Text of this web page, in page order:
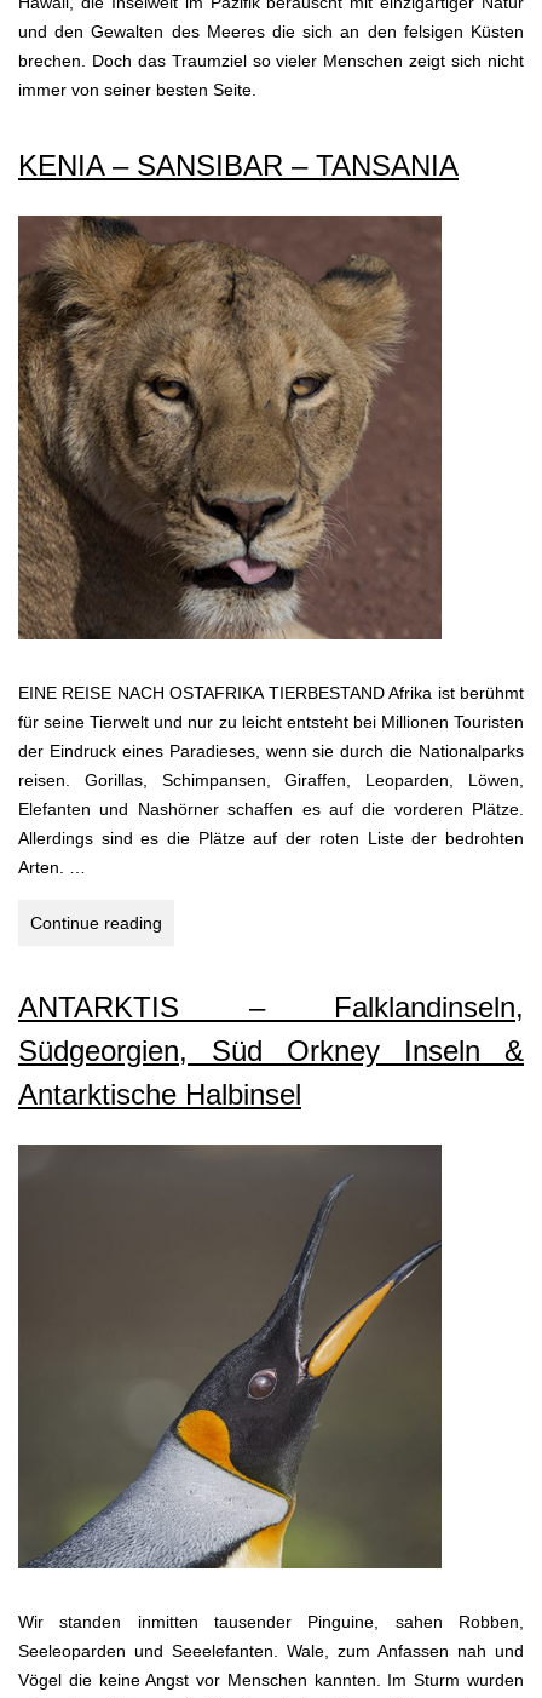
und den Gewalten des Meeres die sich an den felsigen Küsten
brechen. Doch das Traumziel so vieler Menschen zeigt sich nicht
immer von seiner besten Seite.
KENIA – SANSIBAR – TANSANIA
EINE REISE NACH OSTAFRIKA TIERBESTAND Afrika ist berühmt
für seine Tierwelt und nur zu leicht entsteht bei Millionen Touristen
der Eindruck eines Paradieses, wenn sie durch die Nationalparks
reisen. Gorillas, Schimpansen, Giraffen, Leoparden, Löwen,
Elefanten und Nashörner schaffen es auf die vorderen Plätze.
Allerdings sind es die Plätze auf der roten Liste der bedrohten
Arten. …
Continue reading
–
TANSANIA
ANTARKTIS – Falklandinseln,
Südgeorgien, Süd Orkney Inseln &
Antarktische Halbinsel
Wir standen inmitten tausender Pinguine, sahen Robben,
Seeleoparden und Seeelefanten. Wale, zum Anfassen nah und
Vögel die keine Angst vor Menschen kannten. Im Sturm wurden